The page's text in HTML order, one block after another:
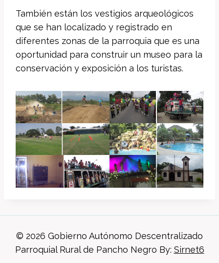
También están los vestigios arqueológicos
que se han localizado y registrado en
diferentes zonas de la parroquia que es una
oportunidad para construir un museo para la
conservación y exposición a los turistas.
© 2026 Gobierno Autónomo Descentralizado
Parroquial Rural de Pancho Negro By: Sirnet6